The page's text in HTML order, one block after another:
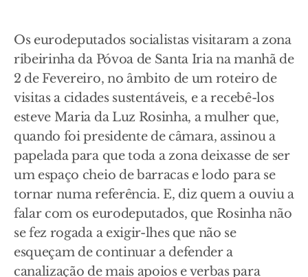
Os eurodeputados socialistas visitaram a zona
ribeirinha da Póvoa de Santa Iria na manhã de
2 de Fevereiro, no âmbito de um roteiro de
visitas a cidades sustentáveis, e a recebê-los
esteve Maria da Luz Rosinha, a mulher que,
quando foi presidente de câmara, assinou a
papelada para que toda a zona deixasse de ser
um espaço cheio de barracas e lodo para se
tornar numa referência. E, diz quem a ouviu a
falar com os eurodeputados, que Rosinha não
se fez rogada a exigir-lhes que não se
esqueçam de continuar a defender a
canalização de mais apoios e verbas para